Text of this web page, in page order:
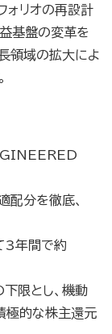
ォリオの再設計
基盤の変革を
領域の拡大によ
分を徹底、
3年間で約
限とし、機動
極的な株主還元